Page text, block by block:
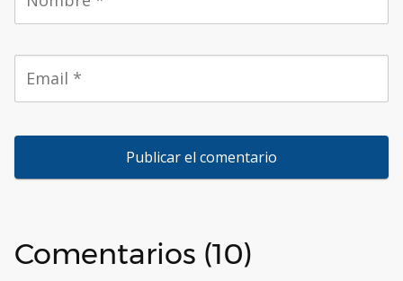
Comentarios (10)